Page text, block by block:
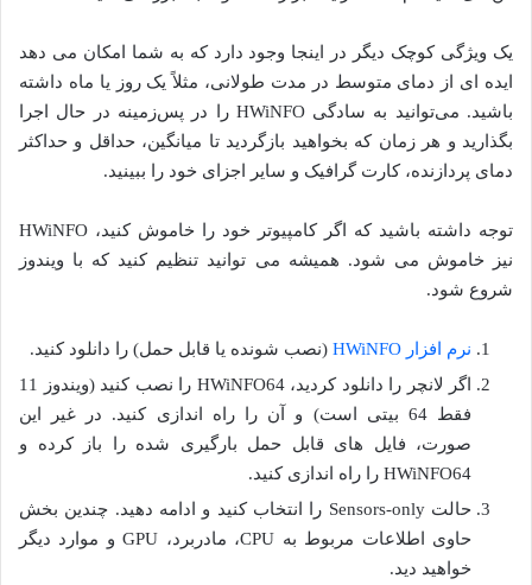
یک ویژگی کوچک دیگر در اینجا وجود دارد که به شما امکان می دهد
ایده ای از دمای متوسط در مدت طولانی، مثلاً یک روز یا ماه داشته
باشید. می‌توانید به سادگی HWiNFO را در پس‌زمینه در حال اجرا
بگذارید و هر زمان که بخواهید بازگردید تا میانگین، حداقل و حداکثر
دمای پردازنده، کارت گرافیک و سایر اجزای خود را ببینید.
توجه داشته باشید که اگر کامپیوتر خود را خاموش کنید، HWiNFO
نیز خاموش می شود. همیشه می توانید تنظیم کنید که با ویندوز
شروع شود.
نرم افزار HWiNFO
(نصب شونده یا قابل حمل) را دانلود کنید.
اگر لانچر را دانلود کردید، HWiNFO64 را نصب کنید (ویندوز 11
فقط 64 بیتی است) و آن را راه اندازی کنید. در غیر این
صورت، فایل های قابل حمل بارگیری شده را باز کرده و
HWiNFO64 را راه اندازی کنید.
حالت Sensors-only را انتخاب کنید و ادامه دهید. چندین بخش
حاوی اطلاعات مربوط به CPU، مادربرد، GPU و موارد دیگر
خواهید دید.